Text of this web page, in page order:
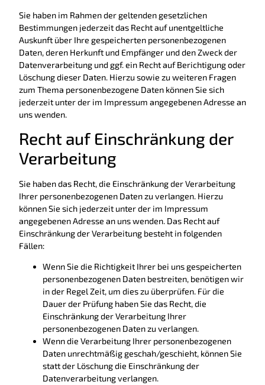
Sie haben im Rahmen der geltenden gesetzlichen
Bestimmungen jederzeit das Recht auf unentgeltliche
Auskunft über Ihre gespeicherten personenbezogenen
Daten, deren Herkunft und Empfänger und den Zweck der
Datenverarbeitung und ggf. ein Recht auf Berichtigung oder
Löschung dieser Daten. Hierzu sowie zu weiteren Fragen
zum Thema personenbezogene Daten können Sie sich
jederzeit unter der im Impressum angegebenen Adresse an
uns wenden.
Recht auf Einschränkung der
Verarbeitung
Sie haben das Recht, die Einschränkung der Verarbeitung
Ihrer personenbezogenen Daten zu verlangen. Hierzu
können Sie sich jederzeit unter der im Impressum
angegebenen Adresse an uns wenden. Das Recht auf
Einschränkung der Verarbeitung besteht in folgenden
Fällen:
Wenn Sie die Richtigkeit Ihrer bei uns gespeicherten
personenbezogenen Daten bestreiten, benötigen wir
in der Regel Zeit, um dies zu überprüfen. Für die
Dauer der Prüfung haben Sie das Recht, die
Einschränkung der Verarbeitung Ihrer
personenbezogenen Daten zu verlangen.
Wenn die Verarbeitung Ihrer personenbezogenen
Daten unrechtmäßig geschah/geschieht, können Sie
statt der Löschung die Einschränkung der
Datenverarbeitung verlangen.